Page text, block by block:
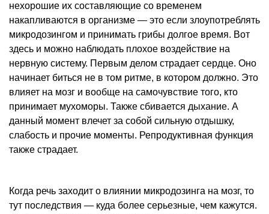
нехорошие их составляющие со временем
накапливаются в организме — это если злоупотреблять
микродозингом и принимать грибы долгое время. Вот
здесь и можно наблюдать плохое воздействие на
нервную систему. Первым делом страдает сердце. Оно
начинает биться не в том ритме, в котором должно. Это
влияет на мозг и вообще на самочувствие того, кто
принимает мухоморы. Также сбивается дыхание. А
данный момент влечет за собой сильную отдышку,
слабость и прочие моменты. Репродуктивная функция
также страдает.
Когда речь заходит о влиянии микродозинга на мозг, то
тут последствия — куда более серьезные, чем кажутся.